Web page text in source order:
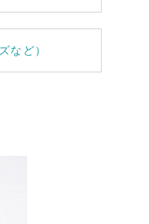
など）